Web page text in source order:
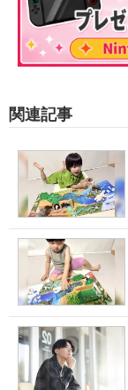
関連記事